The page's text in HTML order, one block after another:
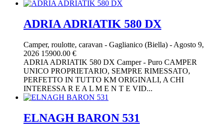
ADRIA ADRIATIK 580 DX
Camper, roulotte, caravan - Gaglianico (Biella) - Agosto 9,
2026 15900.00 €
ADRIA ADRIATIK 580 DX Camper - Puro CAMPER
UNICO PROPRIETARIO, SEMPRE RIMESSATO,
PERFETTO IN TUTTO KM ORIGINALI, A CHI
INTERESSA R E A L M E N T E VID...
ELNAGH BARON 531